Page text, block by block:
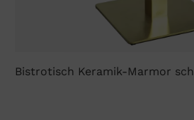
Bistrotisch Keramik-Marmor